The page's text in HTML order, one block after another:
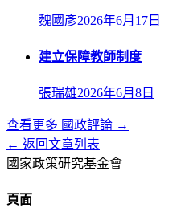
魏國彥2026年6月17日
建立保障教師制度
張瑞雄2026年6月8日
查看更多 國政評論 →
← 返回文章列表
國家政策研究基金會
頁面